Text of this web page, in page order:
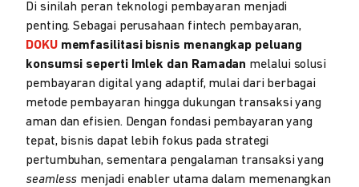
Di sinilah peran teknologi pembayaran menjadi
penting. Sebagai perusahaan fintech pembayaran,
DOKUmemfasilitasi bisnis menangkap peluang
konsumsi seperti Imlek dan Ramadan melalui solusi
pembayaran digital yang adaptif, mulai dari berbagai
metode pembayaran hingga dukungan transaksi yang
aman dan efisien. Dengan fondasi pembayaran yang
tepat, bisnis dapat lebih fokus pada strategi
pertumbuhan, sementara pengalaman transaksi yang
seamless menjadi enabler utama dalam memenangkan